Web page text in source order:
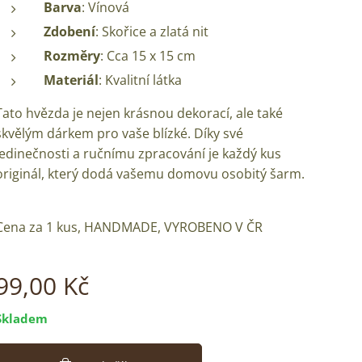
Barva: Vínová
Zdobení: Skořice a zlatá nit
Rozměry: Cca 15 x 15 cm
Materiál: Kvalitní látka
hvězda je nejen krásnou dekorací, ale také
dárkem pro vaše blízké. Díky své
a ručnímu zpracování je každý kus
který dodá vašemu domovu osobitý šarm.
za 1 kus, HANDMADE, VYROBENO V ČR
Kč